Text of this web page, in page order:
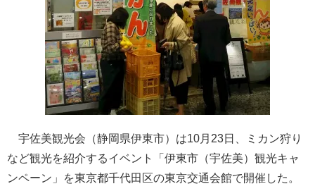
宇佐美観光会（静岡県伊東市）は10月23日、ミカン狩り
など観光を紹介するイベント「伊東市（宇佐美）観光キャ
ンペーン」を東京都千代田区の東京交通会館で開催した。